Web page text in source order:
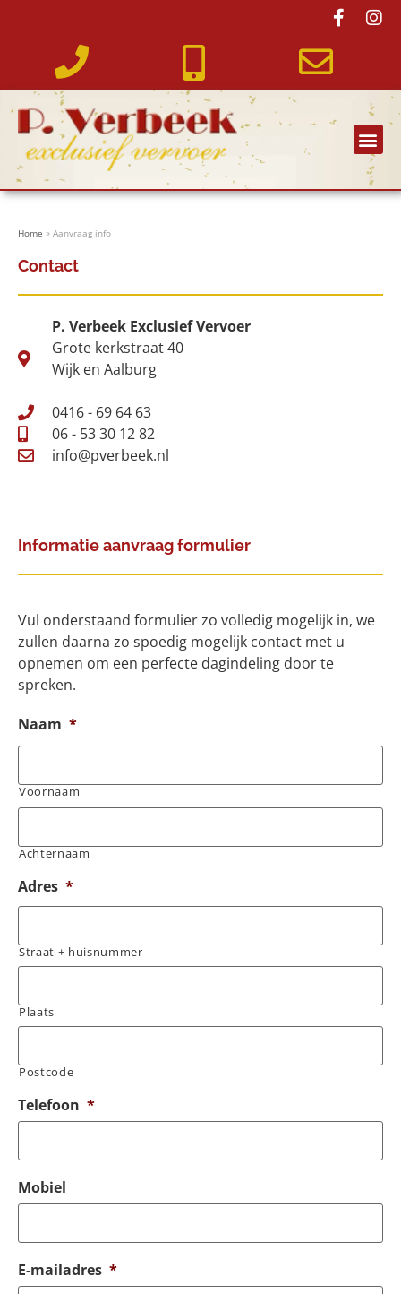
Home » Aanvraag info
Contact
P. Verbeek Exclusief Vervoer
Grote kerkstraat 40
Wijk en Aalburg
0416 - 69 64 63
06 - 53 30 12 82
info@pverbeek.nl
Informatie aanvraag formulier
Vul onderstaand formulier zo volledig mogelijk in, we
zullen daarna zo spoedig mogelijk contact met u
opnemen om een perfecte dagindeling door te
spreken.
Naam *
Voornaam
Achternaam
Adres *
Straat + huisnummer
Plaats
Postcode
Telefoon *
Mobiel
E-mailadres *